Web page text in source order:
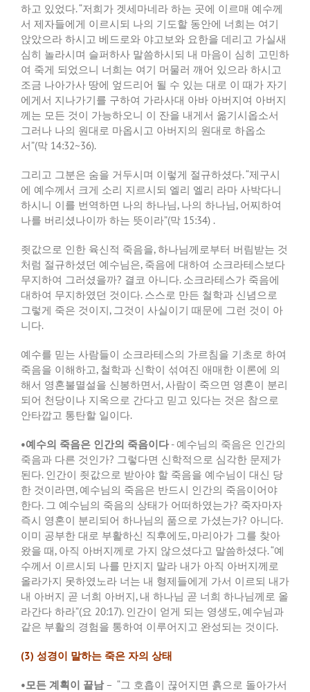
하고 있었다. “저희가 겟세마네라 하는 곳에 이르매 예수께
서 제자들에게 이르시되 나의 기도할 동안에 너희는 여기
앉았으라 하시고 베드로와 야고보와 요한을 데리고 가실새
심히 놀라시며 슬퍼하사 말씀하시되 내 마음이 심히 고민하
여 죽게 되었으니 너희는 여기 머물러 깨어 있으라 하시고
조금 나아가사 땅에 엎드리어 될 수 있는 대로 이 때가 자기
에게서 지나가기를 구하여 가라사대 아바 아버지여 아버지
께는 모든 것이 가능하오니 이 잔을 내게서 옮기시옵소서
그러나 나의 원대로 마옵시고 아버지의 원대로 하옵소
서”(막 14:32~36).
그리고 그분은 숨을 거두시며 이렇게 절규하셨다. “제구시
에 예수께서 크게 소리 지르시되 엘리 엘리 라마 사박다니
하시니 이를 번역하면 나의 하나님, 나의 하나님, 어찌하여
나를 버리셨나이까 하는 뜻이라”(막 15:34) .
죗값으로 인한 육신적 죽음을,하나님께로부터 버림받는 것
처럼 절규하셨던 예수님은, 죽음에 대하여 소크라테스보다
무지하여 그러셨을까? 결코 아니다. 소크라테스가 죽음에
대하여 무지하였던 것이다. 스스로 만든 철학과 신념으로
그렇게 죽은 것이지, 그것이 사실이기 때문에 그런 것이 아
니다.
예수를 믿는 사람들이 소크라테스의 가르침을 기초로 하여
죽음을 이해하고, 철학과 신학이 섞여진 애매한 이론에 의
해서 영혼불멸설을 신봉하면서,사람이 죽으면 영혼이 분리
되어 천당이나 지옥으로 간다고 믿고 있다는 것은 참으로
안타깝고 통탄할 일이다.
•예수의 죽음은 인간의 죽음이다­- 예수님의 죽음은 인간의
죽음과 다른 것인가? 그렇다면 신학적으로 심각한 문제가
된다. 인간이 죗값으로 받아야 할 죽음을 예수님이 대신 당
한 것이라면, 예수님의 죽음은 반드시 인간의 죽음이어야
한다. 그 예수님의 죽음의 상태가 어떠하였는가? 죽자마자
즉시 영혼이 분리되어 하나님의 품으로 가셨는가? 아니다.
이미 공부한 대로 부활하신 직후에도, 마리아가 그를 찾아
왔을 때, 아직 아버지께로 가지 않으셨다고 말씀하셨다. “예
수께서 이르시되 나를 만지지 말라 내가 아직 아버지께로
올라가지 못하였노라 너는 내 형제들에게 가서 이르되 내가
내 아버지 곧 너희 아버지, 내 하나님 곧 너희 하나님께로 올
라간다 하라”(요 20:17). 인간이 얻게 되는 영생도, 예수님과
같은 부활의 경험을 통하여 이루어지고 완성되는 것이다.
(3) 성경이 말하는 죽은 자의 상태
•모든 계획이 끝남– ­ “그 호흡이 끊어지면 흙으로 돌아가서